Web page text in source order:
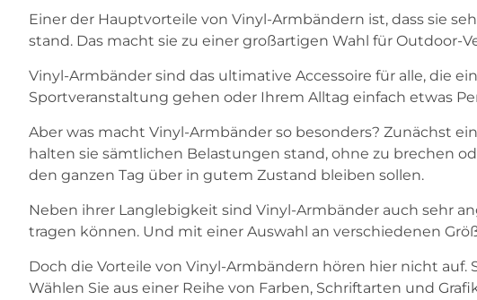
Einer der Hauptvorteile von Vinyl-Armbändern ist, dass sie
stand. Das macht sie zu einer großartigen Wahl für Outdoor-
Vinyl-Armbänder sind das ultimative Accessoire für alle, die
Sportveranstaltung gehen oder Ihrem Alltag einfach etwas
Aber was macht Vinyl-Armbänder so besonders? Zunächst
halten sie sämtlichen Belastungen stand, ohne zu brechen
den ganzen Tag über in gutem Zustand bleiben sollen.
Neben ihrer Langlebigkeit sind Vinyl-Armbänder auch sehr
tragen können. Und mit einer Auswahl an verschiedenen
Doch die Vorteile von Vinyl-Armbändern hören hier nicht
Wählen Sie aus einer Reihe von Farben, Schriftarten und